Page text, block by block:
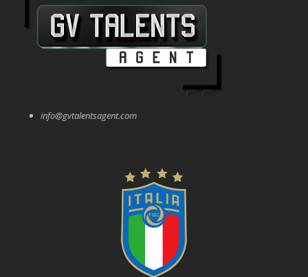
info@gvtalentsagent.com